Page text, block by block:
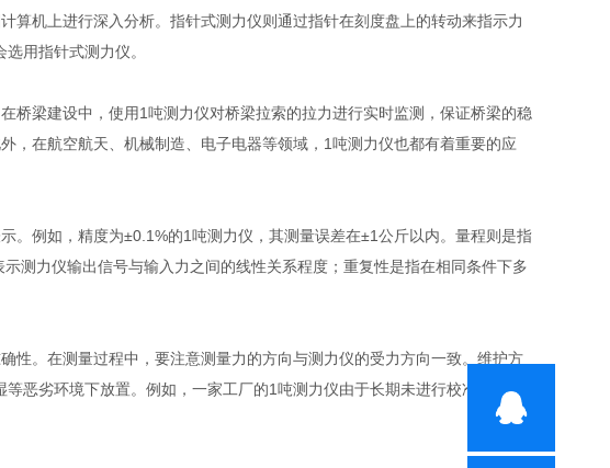
算机上进行深入分析。指针式测力仪则通过指针在刻度盘上的转动来指示力
用指针式测力仪。
桥梁建设中，使用1吨测力仪对桥梁拉索的拉力进行实时监测，保证桥梁的稳
，在航空航天、机械制造、电子电器等领域，1吨测力仪也都有着重要的应
。例如，精度为±0.1%的1吨测力仪，其测量误差在±1公斤以内。量程则是指
测力仪输出信号与输入力之间的线性关系程度；重复性是指在相同条件下多
性。在测量过程中，要注意测量力的方向与测力仪的受力方向一致。维护方
恶劣环境下放置。例如，一家工厂的1吨测力仪由于长期未进行校准和维